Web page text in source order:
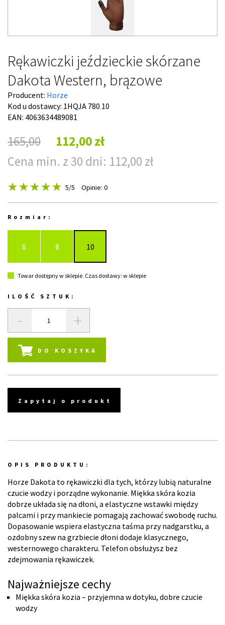
Rękawiczki jeździeckie skórzane
Dakota Western, brązowe
Producent: Horze
Kod u dostawcy: 1HQJA 780 10
EAN: 4063634489081
165,00
112,00 zł
Cena min. z 30 dni: 112,00 zł
5/5 Opinie: 0
Rozmiar:
6 8 10
Towar dostępny w sklepie. Czas dostawy: w sklepie
ILOŚĆ SZTUK:
- +
DO KOSZYKA
Zapytaj o produkt
OPIS PRODUKTU:
Horze Dakota to rękawiczki dla tych, którzy lubią naturalne
czucie wodzy i porządne wykonanie. Miękka skóra kozia
dobrze układa się na dłoni, a elastyczne wstawki między
palcami i przy mankiecie pomagają zachować swobodę ruchu.
Dopasowanie wspiera elastyczna taśma przy nadgarstku, a
ozdobny szew na grzbiecie dłoni dodaje klasycznego,
westernowego charakteru. Telefon obsłużysz bez
zdejmowania rękawiczek.
Najważniejsze cechy
Miękka skóra kozia – przyjemna w dotyku, dobre czucie
wodzy